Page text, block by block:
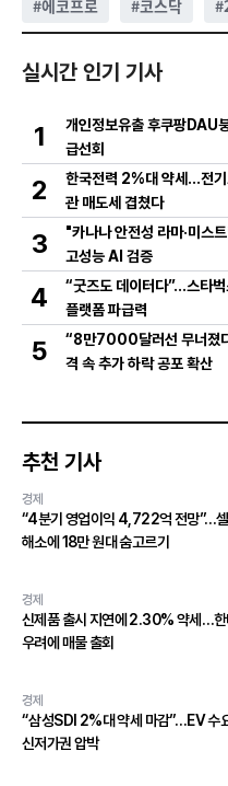
#에코프로 #코스닥 #
실시간 인기 기사
1
개인정보유출 후쿠팡DAU
급선회
2
한국전력 2%대 약세…전기
관 매도세 겹쳤다
3
"카나나 안전성 라마·미스
고성능 AI 검증
4
“굿즈도 데이터다”…스타
플랫폼 파급력
5
“8만7000달러선 무너졌
격 속 추가 하락 공포 확산
추천 기사
경제
“4분기 영업이익 4,722억 전망”…
해소에 18만 원대 숨고르기
경제
신제품 출시 지연에 2.30% 약세…한
우려에 매물 출회
경제
“삼성SDI 2%대 약세 마감”…EV 수
신저가권 압박